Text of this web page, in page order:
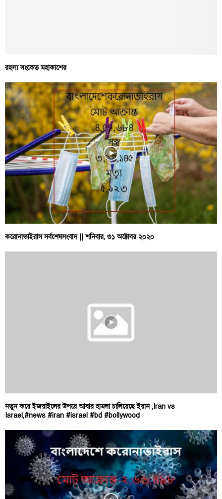
রহস্য সংকেত মহাকাশের
করোনাভাইরাস সর্বশেষসংবাদ || শনিবার, ৩১ অক্টোবর ২০২০
নতুন করে ইজরাইলের উপরে আবার হামলা চালিয়েছে ইরান ,Iran vs
Israel,#news #iran #israel #bd #bollywood